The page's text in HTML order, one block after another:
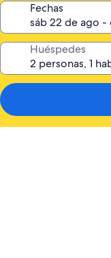
Fechas
Huéspedes